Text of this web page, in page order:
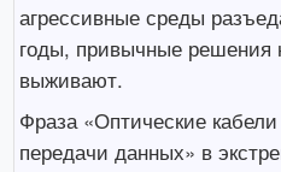
агрессивные среды
годы, привычные решения
выживают.
Фраза «Оптические
передачи данных» в